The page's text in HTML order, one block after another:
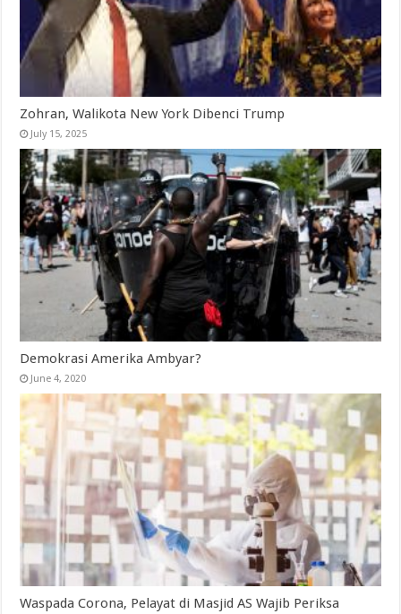
Zohran, Walikota New York Dibenci Trump
July 15, 2025
Demokrasi Amerika Ambyar?
June 4, 2020
Waspada Corona, Pelayat di Masjid AS Wajib Periksa